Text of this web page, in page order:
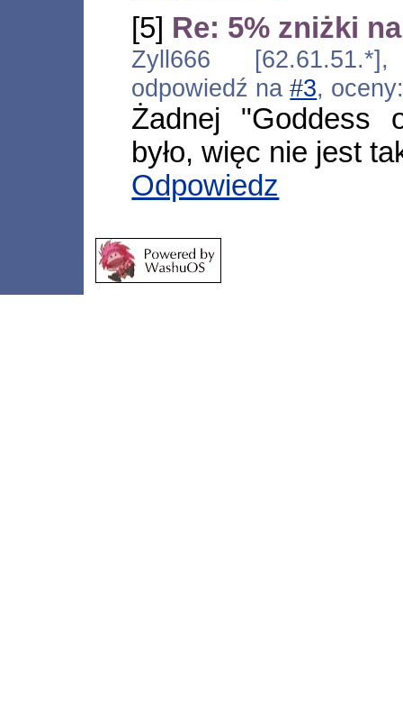
[5] Re: 5% zniżki
Zyll666
odpowiedź na#3,
Żadnej "Goddess
było, więc nie jest
Odpowiedz